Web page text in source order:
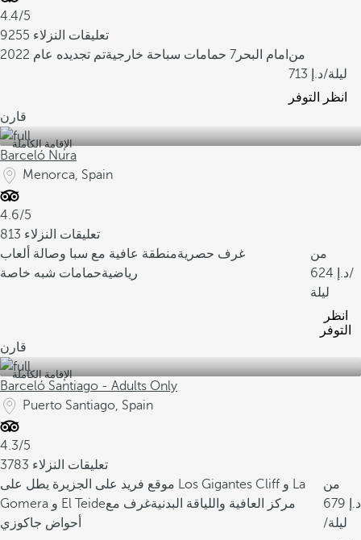
4.4/5
9255 تعليقات النزلاء
امام البحر 7 حمامات سباحة خارجية تم تجديده عام 2022
من
713
/ليلة
انظر التوفر
قارن
الإقامة الكاملة
Barceló Nura
Menorca, Spain
4.6/5
813 تعليقات النزلاء
غرف حصريةمنطقة عافية مع سبا وصالة ألعاب
رياضيةحمامات شبه خاصة
من
624
/
ليلة
انظر
التوفر
قارن
الإقامة الكاملة
Barceló Santiago - Adults Only
Puerto Santiago, Spain
4.3/5
3783 تعليقات النزلاء
موقع فريد على الجزيرة يطل على Los Gigantes Cliff و La
Gomera و El Teide
مركز العافية واللياقة البدنيةغرف مع
أحواض جاكوزي
من
679
/ليلة